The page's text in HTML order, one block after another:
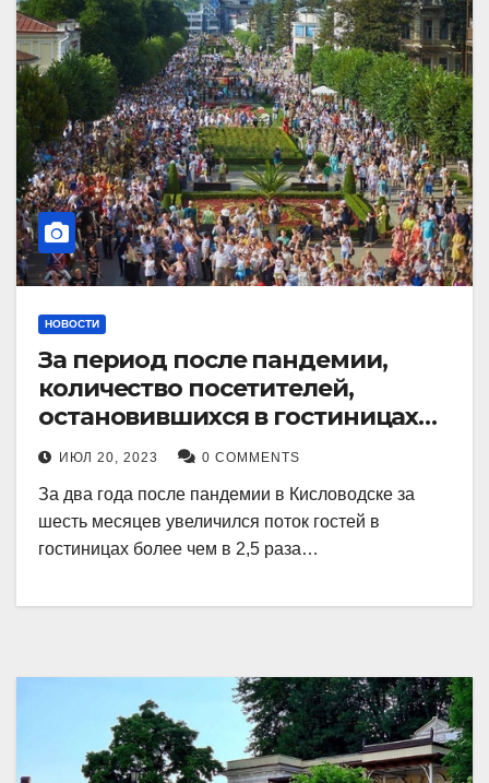
НОВОСТИ
За период после пандемии,
количество посетителей,
остановившихся в гостиницах
Кисловодска, выросло в 2,5 раза.
ИЮЛ 20, 2023 0 COMMENTS
За два года после пандемии в Кисловодске за
шесть месяцев увеличился поток гостей в
гостиницах более чем в 2,5 раза…